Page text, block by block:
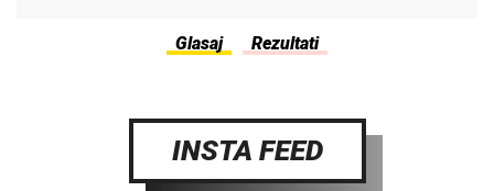
INSTA FEED